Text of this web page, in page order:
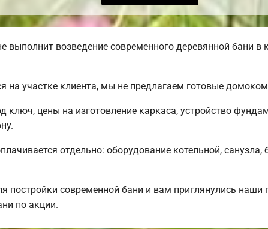
выполнит возведение современного деревянной бани в
на участке клиента, мы не предлагаем готовые
ключ, цены на изготовление каркаса, устройство
отдельно: оборудование котельной, санузла,
постройки современной бани и вам приглянулись
по акции.